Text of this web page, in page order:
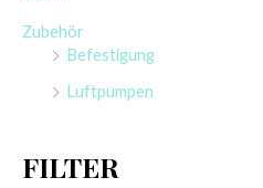
zzgl.Versand
1 Stück